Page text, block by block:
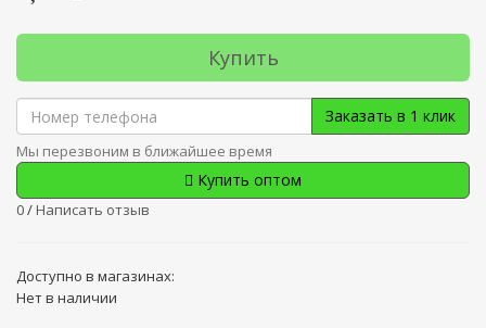
Купить
Заказать в 1 клик
Мы перезвоним в ближайшее время
Купить оптом
0/ Написать отзыв
Доступно в магазинах:
Нет в наличии